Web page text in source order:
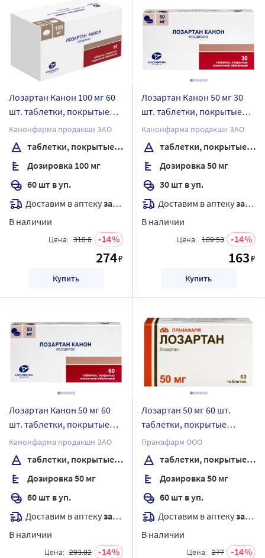
Лозартан Канон 100 мг 60
шт. таблетки, покрытые
пленочной оболочкой
Канонфарма продакшн ЗАО
таблетки, покрытые пленочной оболочкой
Дозировка 100 мг
60 шт в уп.
Доставим в аптекузавтра
В наличии
Цена: 318.6 14
274₽
Купить
Лозартан Канон 50 мг 30
шт. таблетки, покрытые
пленочной оболочкой
Канонфарма продакшн ЗАО
таблетки, покрытые пленочной оболочкой
Дозировка 50 мг
30 шт в уп.
Доставим в аптекузавтра
В наличии
Цена: 189.53 14
163₽
Купить
Лозартан Канон 50 мг 60
шт. таблетки, покрытые
пленочной оболочкой
Канонфарма продакшн ЗАО
таблетки, покрытые пленочной оболочкой
Дозировка 50 мг
60 шт в уп.
Доставим в аптекузавтра
В наличии
Цена: 293.02 14
Лозартан 50 мг 60 шт.
таблетки, покрытые
пленочной оболочкой
Пранафарм ООО
таблетки, покрытые пленочной оболочкой
Дозировка 50 мг
60 шт в уп.
Доставим в аптекузавтра
В наличии
Цена: 277 14